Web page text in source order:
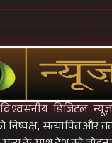
डिजिटल न्यूज़
निष्पक्ष, सत्यापित और